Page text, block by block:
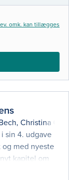
omk. kan tillægges
, Christina
sin 4. udgave
med nyeste
kapitel om